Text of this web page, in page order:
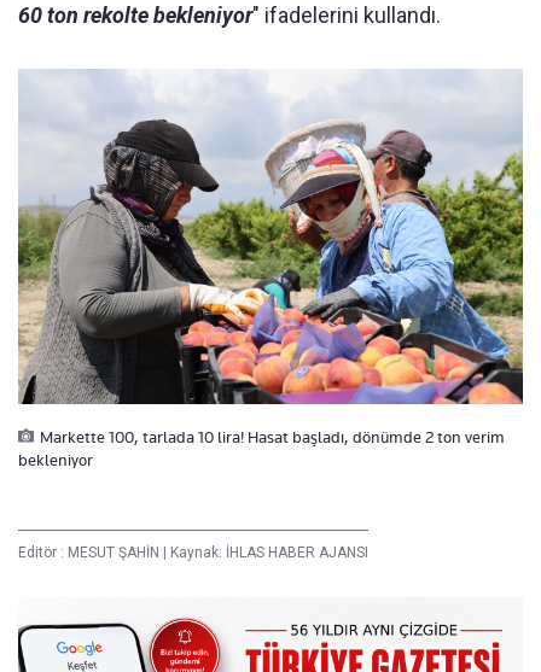
60 ton rekolte bekleniyor" ifadelerini kullandı.
Markette 100, tarlada 10 lira! Hasat başladı, dönümde 2 ton verim
bekleniyor
Editör : MESUT ŞAHİN Kaynak: İHLAS HABER AJANSI